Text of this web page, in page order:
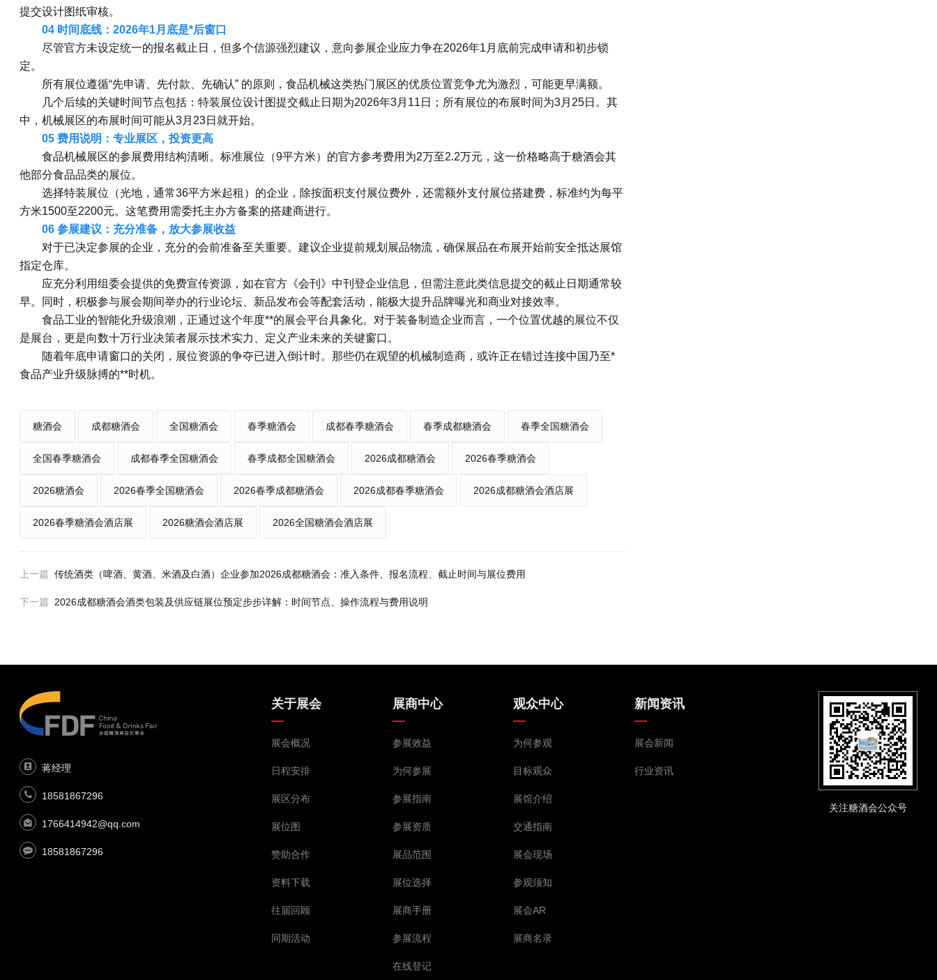
提交设计图纸审核。
04 时间底线：2026年1月底是*后窗口
尽管官方未设定统一的报名截止日，但多个信源强烈建议，意向参展企业应力争在2026年1月底前完成申请和初步锁
定。
所有展位遵循“先申请、先付款、先确认” 的原则，食品机械这类热门展区的优质位置竞争尤为激烈，可能更早满额。
几个后续的关键时间节点包括：特装展位设计图提交截止日期为2026年3月11日；所有展位的布展时间为3月25日。其
中，机械展区的布展时间可能从3月23日就开始。
05 费用说明：专业展区，投资更高
食品机械展区的参展费用结构清晰。标准展位（9平方米）的官方参考费用为2万至2.2万元，这一价格略高于糖酒会其
他部分食品品类的展位。
选择特装展位（光地，通常36平方米起租）的企业，除按面积支付展位费外，还需额外支付展位搭建费，标准约为每平
方米1500至2200元。这笔费用需委托主办方备案的搭建商进行。
06 参展建议：充分准备，放大参展收益
对于已决定参展的企业，充分的会前准备至关重要。建议企业提前规划展品物流，确保展品在布展开始前安全抵达展馆
指定仓库。
应充分利用组委会提供的免费宣传资源，如在官方《会刊》中刊登企业信息，但需注意此类信息提交的截止日期通常较
早。同时，积极参与展会期间举办的行业论坛、新品发布会等配套活动，能极大提升品牌曝光和商业对接效率。
食品工业的智能化升级浪潮，正通过这个年度**的展会平台具象化。对于装备制造企业而言，一个位置优越的展位不仅
是展台，更是向数十万行业决策者展示技术实力、定义产业未来的关键窗口。
随着年底申请窗口的关闭，展位资源的争夺已进入倒计时。那些仍在观望的机械制造商，或许正在错过连接中国乃至*
食品产业升级脉搏的**时机。
糖酒会 成都糖酒会 全国糖酒会 春季糖酒会 成都春季糖酒会 春季成都糖酒会 春季全国糖酒会
全国春季糖酒会 成都春季全国糖酒会 春季成都全国糖酒会 2026成都糖酒会 2026春季糖酒会
2026糖酒会 2026春季全国糖酒会 2026春季成都糖酒会 2026成都春季糖酒会 2026成都糖酒会酒店展
2026春季糖酒会酒店展 2026糖酒会酒店展 2026全国糖酒会酒店展
上一篇 传统酒类（啤酒、黄酒、米酒及白酒）企业参加2026成都糖酒会：准入条件、报名流程、截止时间与展位费用
下一篇 2026成都糖酒会酒类包装及供应链展位预定步步详解：时间节点、操作流程与费用说明
蒋经理
18581867296
1766414942@qq.com
18581867296
关注糖酒会公众号
关于展会
展会概况
日程安排
展区分布
展位图
赞助合作
资料下载
往届回顾
同期活动
展商中心
参展效益
为何参展
参展指南
参展资质
展品范围
展位选择
展商手册
参展流程
在线登记
观众中心
为何参观
目标观众
展馆介绍
交通指南
展会现场
参观须知
展会AR
展商名录
新闻资讯
展会新闻
行业资讯